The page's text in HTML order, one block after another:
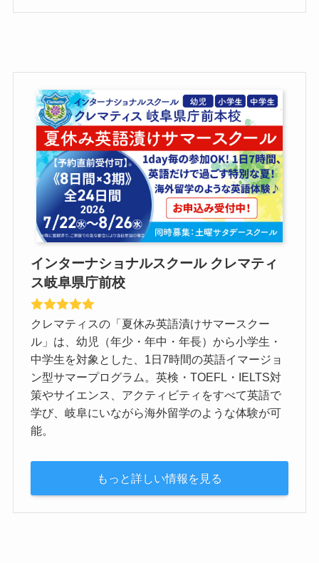
インターナショナルスクール クレマティ
ス岐阜県庁前校
クレマティスの「夏休み英語漬けサマースクー
ル」は、幼児（年少・年中・年長）から小学生・
中学生を対象とした、1日7時間の英語イマージョ
ン型サマープログラム。英検・TOEFL・IELTS対
策やサイエンス、アクティビティをすべて英語で
学び、岐阜にいながら海外留学のような体験が可
能。
もっと詳しい情報を見る